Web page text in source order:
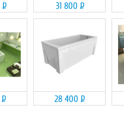
Р 31 800 Р
Р 28 400 Р